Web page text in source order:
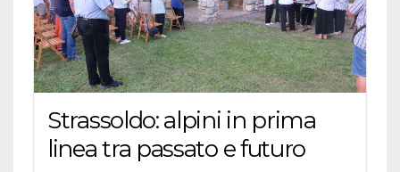
Strassoldo: alpini in prima
linea tra passato e futuro